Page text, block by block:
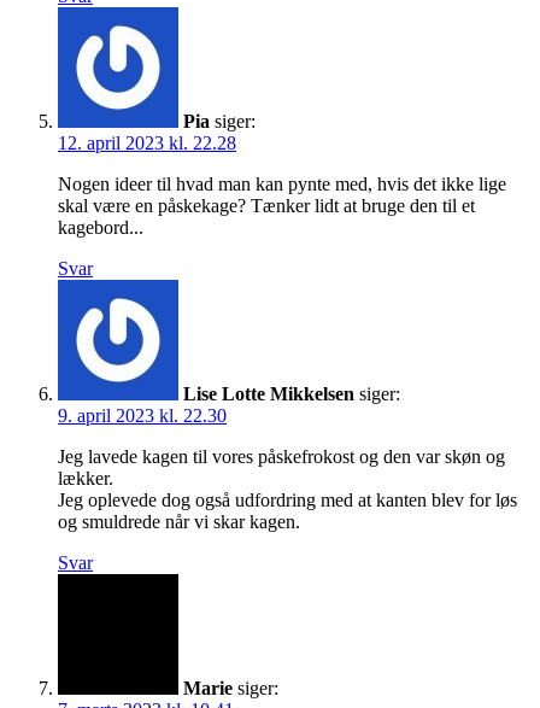
Pia siger:
12. april 2023 kl. 22.28
Nogen ideer til hvad man kan pynte med, hvis det ikke lige
skal være en påskekage? Tænker lidt at bruge den til et
kagebord...
Svar
Lise Lotte Mikkelsen siger:
9. april 2023 kl. 22.30
Jeg lavede kagen til vores påskefrokost og den var skøn og
lækker.
Jeg oplevede dog også udfordring med at kanten blev for løs
og smuldrede når vi skar kagen.
Svar
Marie siger: